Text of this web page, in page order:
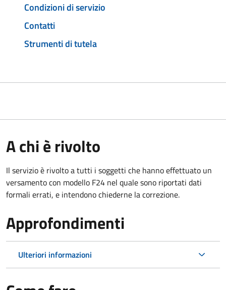
Condizioni di servizio
Contatti
Strumenti di tutela
A chi è rivolto
Il servizio è rivolto a tutti i soggetti che hanno effettuato un
versamento con modello F24 nel quale sono riportati dati
formali errati, e intendono chiederne la correzione.
Approfondimenti
Ulteriori informazioni